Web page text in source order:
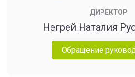
ДИРЕКТОР
Негрей Наталия
Обращение